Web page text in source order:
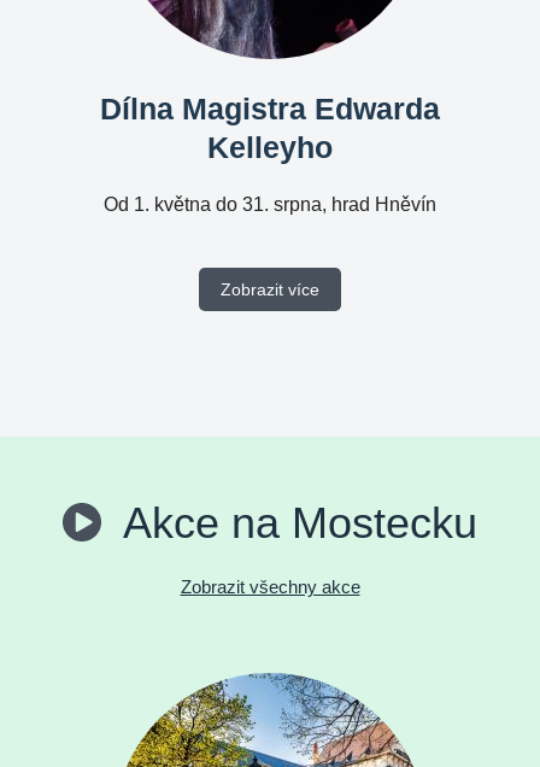
Dílna Magistra Edwarda
Kelleyho
Od 1. května do 31. srpna, hrad Hněvín
Zobrazit více
Akce na Mostecku
Zobrazit všechny akce